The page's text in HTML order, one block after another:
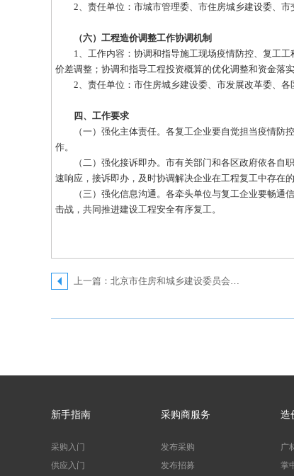
2、责任单位：市城市管理委、市住房城乡建设委、市
（六）工程造价调整工作协调机制
1、工作内容：协调和指导施工现场疫情防控、复工工
价差调整；协调和指导工程投资概算的优化调整和资金落
2、责任单位：市住房城乡建设委、市发展改革委、各
四、工作要求
（一）强化主体责任。各复工企业要自觉担当疫情防控
作。
（二）强化接诉即办。市有关部门和各区政府依各自职
速响应，接诉即办，及时协调解决企业在工程复工中存在的
（三）强化信息沟通。各牵头单位与复工企业要畅通信
击战，共同推进建设工程安全有序复工。
上一篇：北京市住房和城乡建设委员会关于进一步加强疫情防控保障建设工程安全有序复工的通知
新手指南
采购入门
供应入门
采购商服务
发布采购
发布招募
造
广
掌